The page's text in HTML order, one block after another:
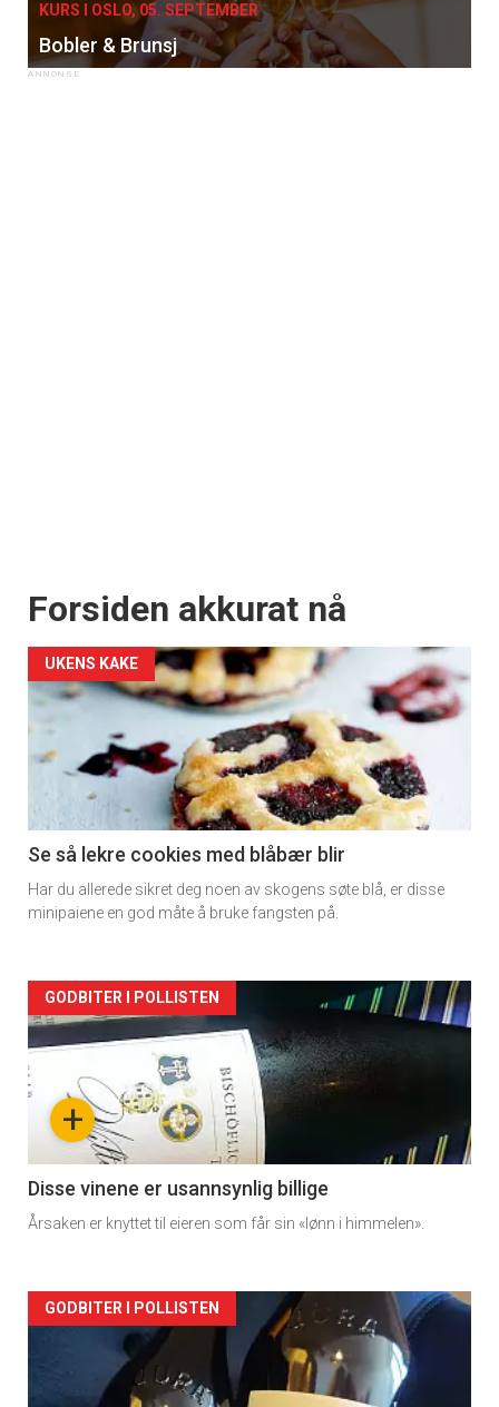
KURS I OSLO, 05. SEPTEMBER
Bobler & Brunsj
Forsiden akkurat nå
UKENS KAKE
Se så lekre cookies med blåbær blir
Har du allerede sikret deg noen av skogens søte blå, er disse
minipaiene en god måte å bruke fangsten på.
Forsiden
akkurat
nå
2
+
GODBITER I POLLISTEN
Disse vinene er usannsynlig billige
Årsaken er knyttet til eieren som får sin «lønn i himmelen».
Forsiden
akkurat
GODBITER I POLLISTEN